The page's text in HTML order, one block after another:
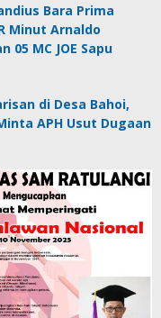
Bara Prima
Minut Arnaldo
MC JOE Sapu
di Desa Bahoi,
APH Usut Dugaan